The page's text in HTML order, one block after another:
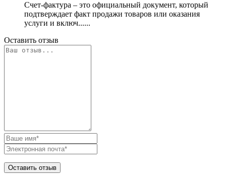
Счет-фактура – это официальный документ, который
подтверждает факт продажи товаров или оказания
услуги и включ......
Оставить отзыв